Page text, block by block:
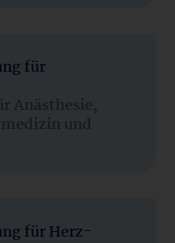
für
Anästhesie,
und
für Herz-